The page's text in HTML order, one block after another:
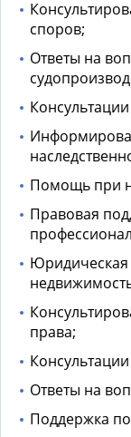
споров;
Ответы на
Помощь при
Правовая
права;
Ответы на
Поддержка